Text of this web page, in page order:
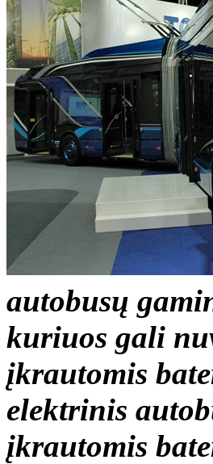
autobusų
kuriuos gali
įkrautomis
elektrinis
įkrautomis